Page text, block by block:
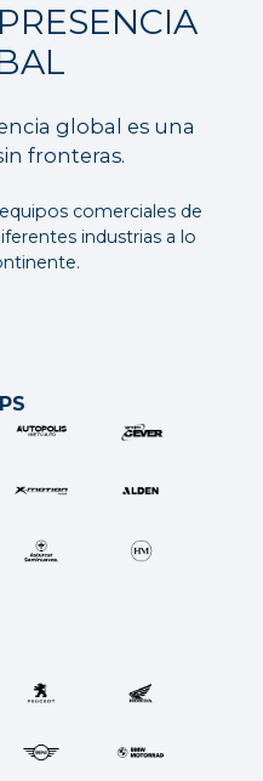
global es una
fronteras.
comerciales de
industrias a lo